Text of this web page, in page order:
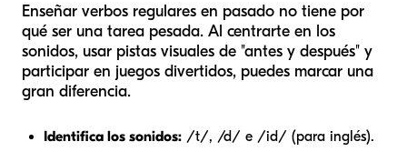
Enseñar verbos regulares en pasado no tiene por
qué ser una tarea pesada. Al centrarte en los
sonidos, usar pistas visuales de "antes y después" y
participar en juegos divertidos, puedes marcar una
gran diferencia.
Identifica los sonidos: /t/, /d/ e /id/ (para inglés).